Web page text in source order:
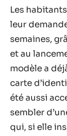
Les
leur
semaines,
et au
modèle a
carte
été aussi
sembler
qui, si elle